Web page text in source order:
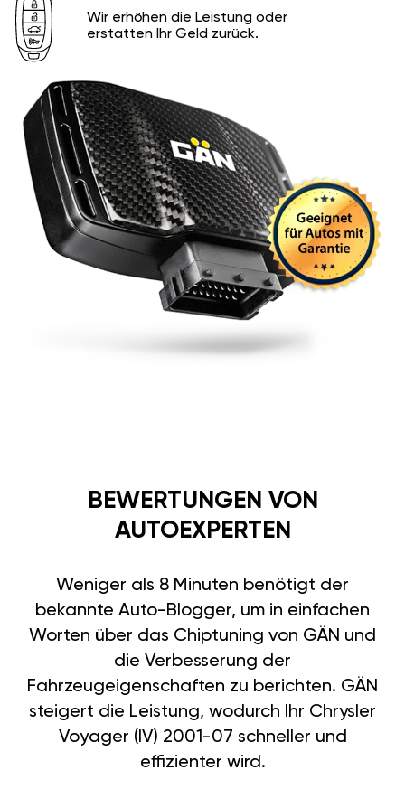
Wir erhöhen die Leistung oder
erstatten Ihr Geld zurück.
BEWERTUNGEN VON
AUTOEXPERTEN
Weniger als 8 Minuten benötigt der
bekannte Auto-Blogger, um in einfachen
Worten über das Chiptuning von GÄN und
die Verbesserung der
Fahrzeugeigenschaften zu berichten. GÄN
steigert die Leistung, wodurch Ihr Chrysler
Voyager (IV) 2001-07 schneller und
effizienter wird.